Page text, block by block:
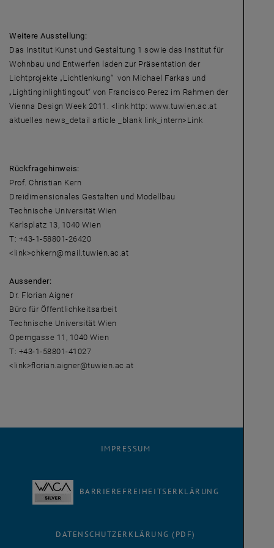
Weitere Ausstellung:
Das Institut Kunst und Gestaltung 1 sowie das Institut für
Wohnbau und Entwerfen laden zur Präsentation der
Lichtprojekte „Lichtlenkung“ von Michael Farkas und
„Lightinginlightingout“ von Francisco Perez im Rahmen der
Vienna Design Week 2011. <link http: www.tuwien.ac.at
aktuelles news_detail article _blank link_intern>Link
Rückfragehinweis:
Prof. Christian Kern
Dreidimensionales Gestalten und Modellbau
Technische Universität Wien
Karlsplatz 13, 1040 Wien
T: +43-1-58801-26420
<link>chkern@mail.tuwien.ac.at
Aussender:
Dr. Florian Aigner
Büro für Öffentlichkeitsarbeit
Technische Universität Wien
Operngasse 11, 1040 Wien
T: +43-1-58801-41027
<link>florian.aigner@tuwien.ac.at
IMPRESSUM
BARRIEREFREIHEITSERKLÄRUNG
DATENSCHUTZERKLÄRUNG (PDF)